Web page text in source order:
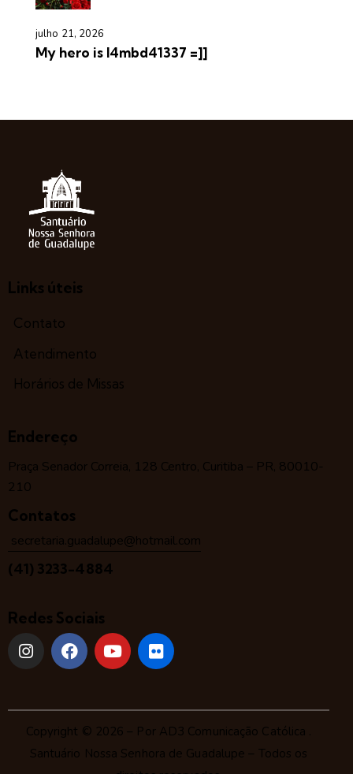
julho 21, 2026
My hero is l4mbd41337 =]]
Links úteis
Contato
Atendimento
Horários de Missas
Endereço
Praça Senador Correia, 128 Centro, Curitiba – PR, 80010-
210
Contatos
secretaria.guadalupe@hotmail.com
(41) 3233-4884
Redes Sociais
Copyright © 2026 – Por AD3 Comunicação Católica .
Santuário Nossa Senhora de Guadalupe – Todos os